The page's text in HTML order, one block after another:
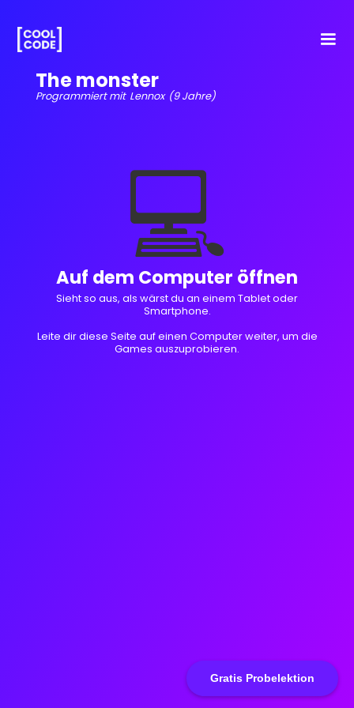
Gratis Probelektion
The monster
Programmiert mit Lennox (9 Jahre)
💻
Auf dem Computer öffnen
Sieht so aus, als wärst du an einem Tablet oder
Smartphone.
Leite dir diese Seite auf einen Computer weiter, um die
Games auszuprobieren.